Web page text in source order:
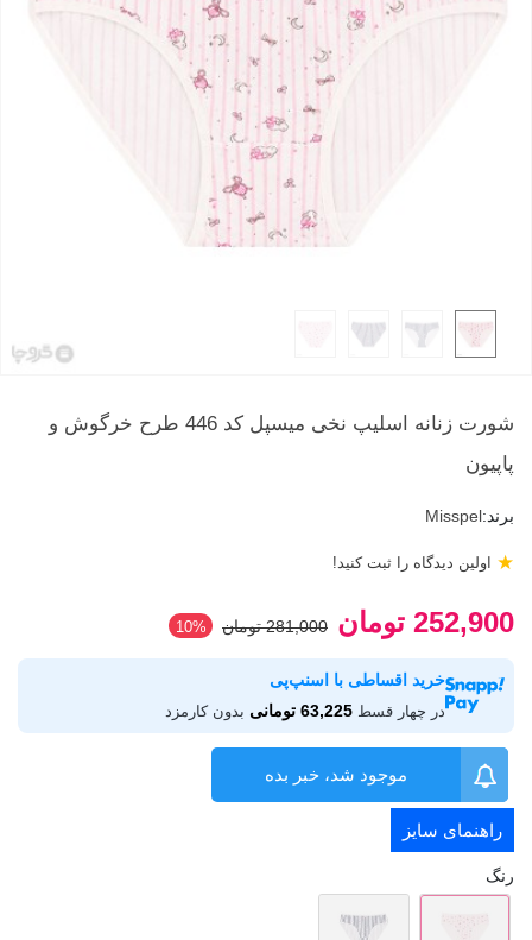
شورت زنانه اسلیپ نخی میسپل کد 446 طرح خرگوش و
پاپیون
برند:Misspel
اولین دیدگاه را ثبت کنید! ★
252,900 تومان 281,000 تومان ‎10%
خرید اقساطی با اسنپ‌پی
در چهار قسط 63,225 تومانی بدون کارمزد
موجود شد، خبر بده
راهنمای سایز
رنگ